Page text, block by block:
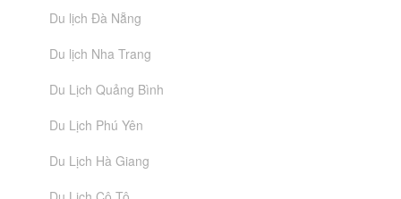
Du lịch Đà Nẵng
Du lịch Nha Trang
Du Lịch Quảng Bình
Du Lịch Phú Yên
Du Lịch Hà Giang